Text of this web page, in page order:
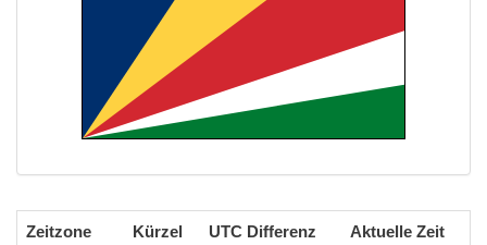
Zeitzone Kürzel UTC Differenz Aktuelle Zeit